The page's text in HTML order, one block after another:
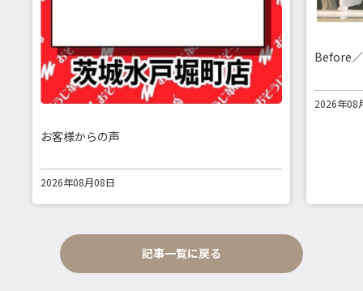
お客様からの声
2026年08月08日
Before
2026年08
記事一覧に戻る